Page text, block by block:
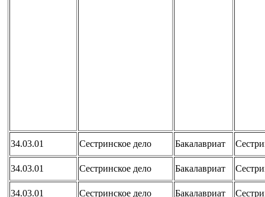
34.03.01 Сестринское дело Бакалавриат
34.03.01 Сестринское дело Бакалавриат
34.03.01 Сестринское дело Бакалавриат